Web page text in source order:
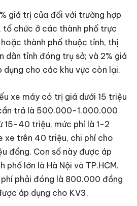
giá trị của đối với trường hợp
tổ chức ở các thành phố trực
thành phố thuộc tỉnh, thị
dân tỉnh đóng trụ sở; và 2% giá
dụng cho các khu vực còn lại.
xe máy có trị giá dưới 15 triệu
trả là 500.000-1.000.000
15-40 triệu, mức phí là 1-2
xe trên 40 triệu, chi phí cho
đồng. Con số này được áp
phố lớn là Hà Nội và TP.HCM.
phải đóng là 800.000 đồng
áp dụng cho KV3.